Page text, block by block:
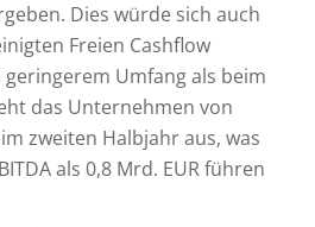
Dies würde sich auch
Freien Cashflow
Umfang als beim
das Unternehmen von
zweiten Halbjahr aus, was
als 0,8 Mrd. EUR führen